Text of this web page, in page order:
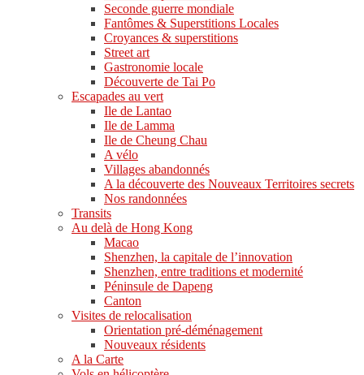
Seconde guerre mondiale
Fantômes & Superstitions Locales
Croyances & superstitions
Street art
Gastronomie locale
Découverte de Tai Po
Escapades au vert
Ile de Lantao
Ile de Lamma
Ile de Cheung Chau
A vélo
Villages abandonnés
A la découverte des Nouveaux Territoires secrets
Nos randonnées
Transits
Au delà de Hong Kong
Macao
Shenzhen, la capitale de l’innovation
Shenzhen, entre traditions et modernité
Péninsule de Dapeng
Canton
Visites de relocalisation
Orientation pré-déménagement
Nouveaux résidents
A la Carte